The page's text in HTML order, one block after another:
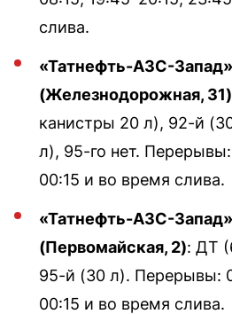
слива.
«Татнефть-АЗС-
(Железнодорожная, 31)
канистры 20 л), 92-й
л), 95-го нет.
00:15 и во время слива.
«Татнефть-АЗС-
(Первомайская, 2): ДТ
95-й (30 л). Перерывы:
00:15 и во время слива.